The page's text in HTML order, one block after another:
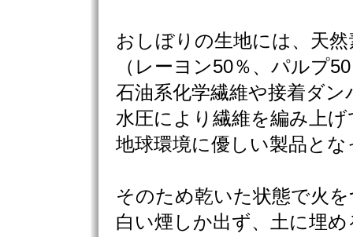
おしぼりの生地には、天然
（レーヨン50％、パルプ
石油系化学繊維や接着ダ
水圧により繊維を編み上
地球環境に優しい製品と
そのため乾いた状態で火
白い煙しか出ず、土に埋め